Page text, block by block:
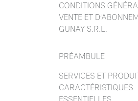
CONDITIONS
VENTE ET
GUNAY S.R.L.
PRÉAMBULE
SERVICES ET
CARACTÉRISTIQUES
ESSENTIELLES